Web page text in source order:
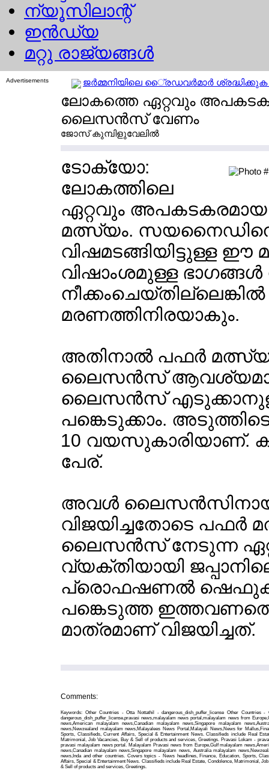
ന്യൂസിലാന്റ്
ഇന്‍ഡ്യ
മറ്റു രാജ്യങ്ങള്‍
Advertisements ജര്‍മ്മനിയിലെ ൈ്രഡവര്‍മാര്‍
ലോകത്തെ ഏറ്റവും
ലൈസന്‍സ് വേണം
ജോസ് കുമ്പിളുവേലില്‍
ടോക്യോ:
ലോകത്തിലെ
ഏറ്റവും
മത്സ്യം.
വിഷമടങ്ങിയിട്ടുള്ള
വിഷാംശമുള്ള ഭാഗങ്ങള്‍
മരണത്തിനിരയാകും.
അതിനാല്‍ പഫര്‍
ലൈസന്‍സ്
ലൈസന്‍സ്
പങ്കെടുക്കാം.
10 വയസുകാരിയാണ്.
പേര്.
അവള്‍
വിജയിച്ചതോടെ
ലൈസന്‍സ് നേടുന്ന
വ്യക്തിയായി
പ്രൊഫഷണല്‍ ഷെഫുകള്‍
പങ്കെടുത്ത
മാത്രമാണ് വിജയിച്ചത്.
Comments:
Keywords: Other Countries - Otta Nottathil - dangerous_dish_puffer_license Other Countries -
dangerous_dish_puffer_license,pravasi news,malayalam news portal,malayalam news from
news,American malayalam news,Canadian malayalam news,Singapore malayalam
news,Newzealand malayalam news,Malayalees News Portal,Malayali News,News for
Sports, Classifieds, Current Affairs, Special & Entertainment News. Classifieds include Real
Matrimonial, Job Vacancies, Buy & Sell of products and services, Greetings. Pravasi Lokam -
pravasi malayalam news portal. Malayalam Pravasi news from Europe,Gulf malayalam
news,Canadian malayalam news,Singapore malayalam news, Australia malayalam
news,Inda and other countries. Covers topics - News headlines, Finance, Education, Sports,
Affairs, Special & Entertainment News. Classifieds include Real Estate, Condolence, Matrimonial,
& Sell of products and services, Greetings.